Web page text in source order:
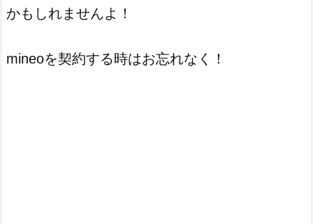
かもしれませんよ！
mineoを契約する時はお忘れなく！